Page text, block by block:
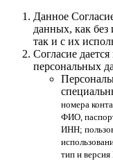
Данное
данных, как без
так и с их
Согласие
персональных
номера
ФИО,
ИНН;
тип и версия